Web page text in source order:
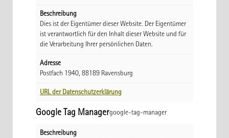
Beschreibung
Dies ist der Eigentümer dieser Website. Der Eigentümer
ist verantwortlich für den Inhalt dieser Website und für
die Verarbeitung Ihrer persönlichen Daten.
Adresse
Postfach 1940, 88189 Ravensburg
URL der Datenschutzerklärung
Google Tag Managergoogle-tag-manager
Beschreibung